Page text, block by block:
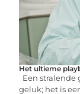
Het ultieme
Een stralende
geluk; het is